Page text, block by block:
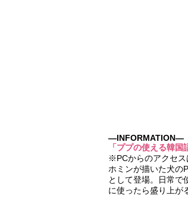
―INFORMATION―
「ププの使える韓国
※PCからのアクセス
ホミンが描いた犬の
として登場。日常で
に使ったら盛り上が